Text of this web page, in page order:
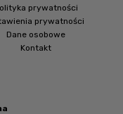
prywatności
prywatności
Dane osobowe
Kontakt